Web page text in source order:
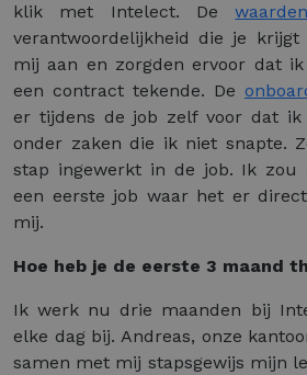
klik met Intelect. Dewaarden
verantwoordelijkheid die je
mij aan en zorgden ervoor dat
een contract tekende. De
er tijdens de job zelf voor dat ik
onder zaken die ik niet snapte.
stap ingewerkt in de job. Ik zou
een eerste job waar het er direct
mij.
Hoe heb je de eerste 3 maand
Ik werk nu drie maanden bij
elke dag bij. Andreas, onze
samen met mij stapsgewijs mijn